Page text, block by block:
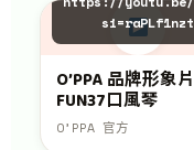
O’PPA 品牌形象片
FUN37口風琴
O’PPA 官方